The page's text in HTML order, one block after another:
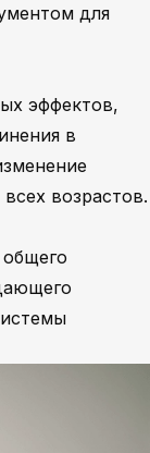
для
эффектов,
в
возрастов.